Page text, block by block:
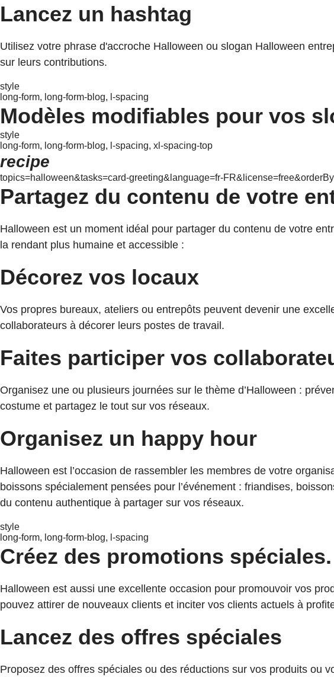
Lancez un hashtag
Utilisez votre phrase d'accroche Halloween ou slogan Halloween
sur leurs contributions.
style
long-form, long-form-blog, l-spacing
Modèles modifiables pour vos
style
long-form, long-form-blog, l-spacing, xl-spacing-top
recipe
topics=halloween&tasks=card-greeting&language=fr-
Partagez du contenu de votre
Halloween est un moment idéal pour partager du contenu de votre
la rendant plus humaine et accessible :
Décorez vos locaux
Vos propres bureaux, ateliers ou entrepôts peuvent devenir une
collaborateurs à décorer leurs postes de travail.
Faites participer vos
Organisez une ou plusieurs journées sur le thème d’Halloween :
costume et partagez le tout sur vos réseaux.
Organisez un happy hour
Halloween est l’occasion de rassembler les membres de votre
boissons spécialement pensées pour l’événement : friandises,
du contenu authentique à partager sur vos réseaux.
style
long-form, long-form-blog, l-spacing
Créez des promotions spéciales.
Halloween est aussi une excellente occasion pour promouvoir vos
pouvez attirer de nouveaux clients et inciter vos clients actuels à
Lancez des offres spéciales
Proposez des offres spéciales ou des réductions sur vos produits ou